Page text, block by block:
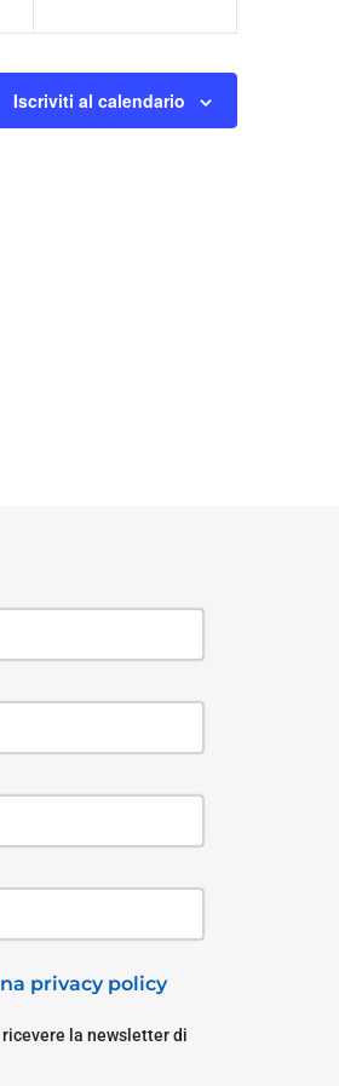
Iscriviti al calendario
privacy policy
la newsletter di